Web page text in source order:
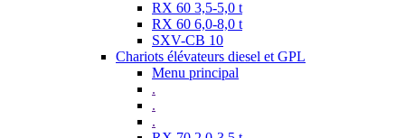
RX 60 3,5-5,0 t
RX 60 6,0-8,0 t
SXV-CB 10
Chariots élévateurs diesel et GPL
Menu principal
.
.
.